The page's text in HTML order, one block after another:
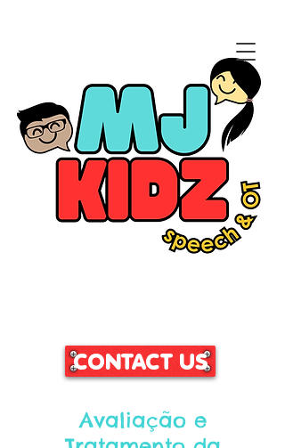
CONTACT US
Avaliação e